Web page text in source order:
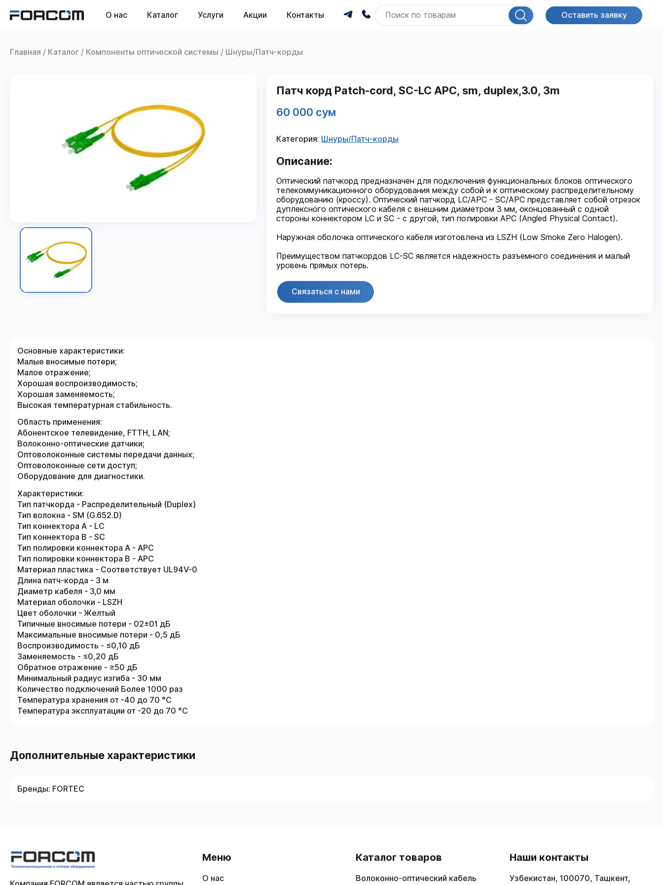
О нас Каталог Услуги Акции Контакты Оставить заявку
Главная Каталог Компоненты оптической системы Шнуры/Патч-корды
Патч корд Patch-cord, SC-LC APC, sm, duplex,3.0, 3m
60 000 сум
Категория: Шнуры/Патч-корды
Описание:
Оптический патчкорд предназначен для подключения функциональных блоков оптического
телекоммуникационного оборудования между собой и к оптическому распределительному
оборудованию (кроссу). Оптический патчкорд LC/APC - SC/APC представляет собой отрезок
дуплексного оптического кабеля с внешним диаметром 3 мм, оконцованный с одной
стороны коннектором LC и SC - с другой, тип полировки APC (Angled Physical Contact).
Наружная оболочка оптического кабеля изготовлена из LSZH (Low Smoke Zero Halogen).
Преимуществом патчкордов LC-SC является надежность разъемного соединения и малый
уровень прямых потерь.
Связаться с нами
Основные характеристики:
Малые вносимые потери;
Малое отражение;
Хорошая воспроизводимость;
Хорошая заменяемость;
Высокая температурная стабильность.
Область применения:
Абонентское телевидение, FTTH, LAN;
Волоконно-оптические датчики;
Оптоволоконные системы передачи данных;
Оптоволоконные сети доступ;
Оборудование для диагностики.
Характеристики:
Тип патчкорда - Распределительный (Duplex)
Тип волокна - SM (G.652.D)
Тип коннектора A - LC
Тип коннектора B - SC
Тип полировки коннектора A - APC
Тип полировки коннектора B - APC
Материал пластика - Соответствует UL94V-0
Длина патч-корда - 3 м
Диаметр кабеля - 3,0 мм
Материал оболочки - LSZH
Цвет оболочки - Желтый
Типичные вносимые потери - 02±01 дБ
Максимальные вносимые потери - 0,5 дБ
Воспроизводимость - ≤0,10 дБ
Заменяемость - ≤0,20 дБ
Обратное отражение - ≥50 дБ
Минимальный радиус изгиба - 30 мм
Количество подключений Более 1000 раз
Температура хранения от -40 до 70 °C
Температура эксплуатации от -20 до 70 °C
Дополнительные характеристики
Бренды: FORTEC
Меню
О нас
Каталог товаров
Волоконно-оптический кабель
Наши контакты
Узбекистан, 100070, Ташкент,